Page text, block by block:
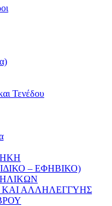
Τενέδου
– ΕΦΗΒΙΚΟ)
ΑΛΛΗΛΕΓΓΥΗΣ